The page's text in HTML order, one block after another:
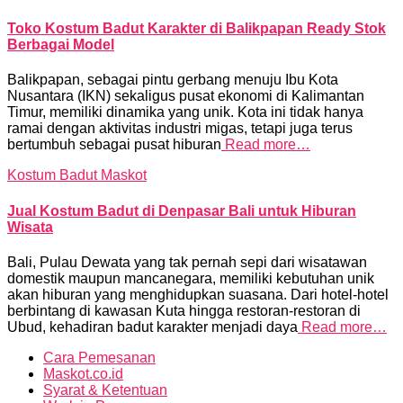
Toko Kostum Badut Karakter di Balikpapan Ready Stok
Berbagai Model
Balikpapan, sebagai pintu gerbang menuju Ibu Kota
Nusantara (IKN) sekaligus pusat ekonomi di Kalimantan
Timur, memiliki dinamika yang unik. Kota ini tidak hanya
ramai dengan aktivitas industri migas, tetapi juga terus
bertumbuh sebagai pusat hiburan Read more…
Kostum Badut Maskot
Jual Kostum Badut di Denpasar Bali untuk Hiburan
Wisata
Bali, Pulau Dewata yang tak pernah sepi dari wisatawan
domestik maupun mancanegara, memiliki kebutuhan unik
akan hiburan yang menghidupkan suasana. Dari hotel-hotel
berbintang di kawasan Kuta hingga restoran-restoran di
Ubud, kehadiran badut karakter menjadi daya Read more…
Cara Pemesanan
Maskot.co.id
Syarat & Ketentuan